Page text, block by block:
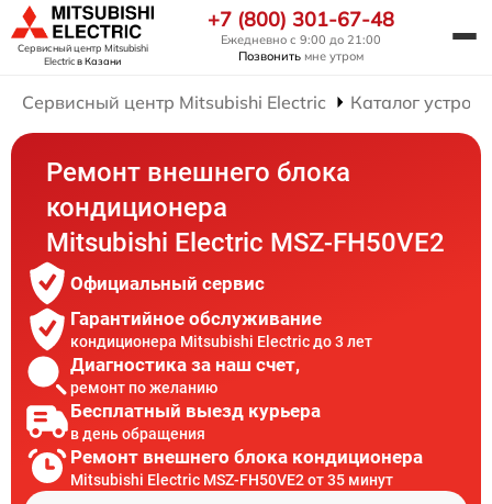
Сервисный центр Mitsubishi
Electricв Казани
+7 (800) 301-67-48
Ежедневно с 9:00 до 21:00
Позвонить мне утром
Сервисный центр Mitsubishi Electric Каталог
Ремонт внешнего блока
кондиционера
Mitsubishi Electric MSZ-FH50VE2
Официальный сервис
Гарантийное обслуживание
кондиционера Mitsubishi Electric до 3 лет
Диагностика за наш счет,
ремонт по желанию
Бесплатный выезд курьера
в день обращения
Ремонт внешнего блока кондиционера
Mitsubishi Electric MSZ-FH50VE2 от 35 минут